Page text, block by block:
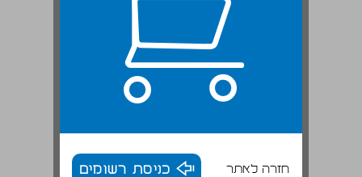
חזרה לאתר כניסת רשומים